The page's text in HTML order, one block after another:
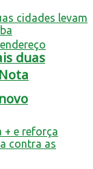
duas